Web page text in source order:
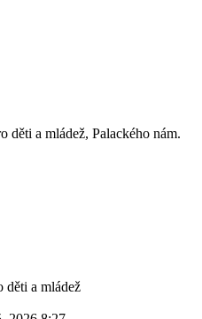
děti a mládež, Palackého nám.
děti a mládež